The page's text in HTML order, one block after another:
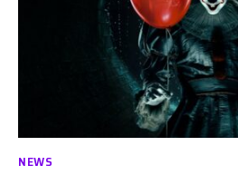
NEWS